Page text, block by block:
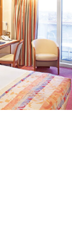
浴空间，
机，保险